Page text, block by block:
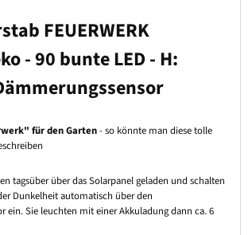
FEUERWERK
- 90 bunte LED - H:
für den Garten- so könnte man diese tolle
tagsüber über das Solarpanel geladen und schalten
Dunkelheit automatisch über den
ein. Sie leuchten mit einer Akkuladung dann ca. 6